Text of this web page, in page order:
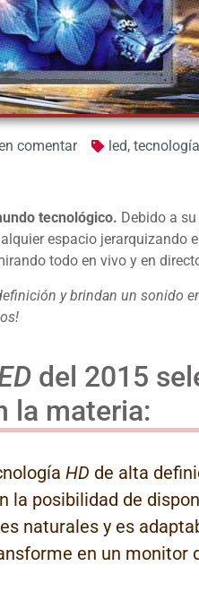
comentar led, tecnología
tecnológico. Debido a
espacio jerarquizando
todo en vivo y en
y brindan un sonido
del 2015
la materia:
HD de alta
la posibilidad de
naturales y es
en un monitor